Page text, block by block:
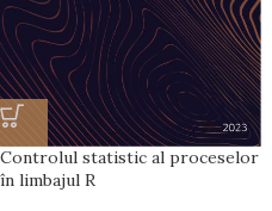
Controlul statistic al proceselor
în limbajul R